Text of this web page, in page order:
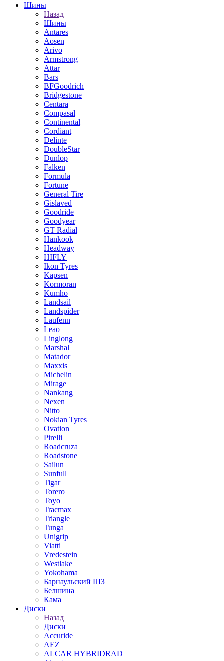
Шины
Назад
Шины
Antares
Aosen
Arivo
Armstrong
Attar
Bars
BFGoodrich
Bridgestone
Centara
Compasal
Continental
Cordiant
Delinte
DoubleStar
Dunlop
Falken
Formula
Fortune
General Tire
Gislaved
Goodride
Goodyear
GT Radial
Hankook
Headway
HIFLY
Ikon Tyres
Kapsen
Kormoran
Kumho
Landsail
Landspider
Laufenn
Leao
Linglong
Marshal
Matador
Maxxis
Michelin
Mirage
Nankang
Nexen
Nitto
Nokian Tyres
Ovation
Pirelli
Roadcruza
Roadstone
Sailun
Sunfull
Tigar
Torero
Toyo
Tracmax
Triangle
Tunga
Unigrip
Viatti
Vredestein
Westlake
Yokohama
Барнаульский ШЗ
Белшина
Кама
Диски
Назад
Диски
Accuride
AEZ
ALCAR HYBRIDRAD